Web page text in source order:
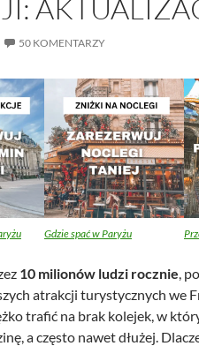
50 KOMENTARZY
Gdzie spać w Paryżu
10 milionów ludzi rocznie,
atrakcji turystycznych we
trafić na brak kolejek, w
a często nawet dłużej.